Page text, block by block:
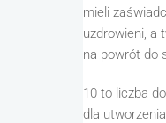
mieli
uzdrowieni, a
na powrót do
10 to liczba
dla